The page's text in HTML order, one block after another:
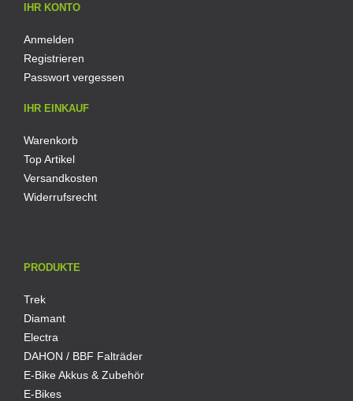
IHR KONTO
Anmelden
Registrieren
Passwort vergessen
IHR EINKAUF
Warenkorb
Top Artikel
Versandkosten
Widerrufsrecht
PRODUKTE
Trek
Diamant
Electra
DAHON / BBF Falträder
E-Bike Akkus & Zubehör
E-Bikes